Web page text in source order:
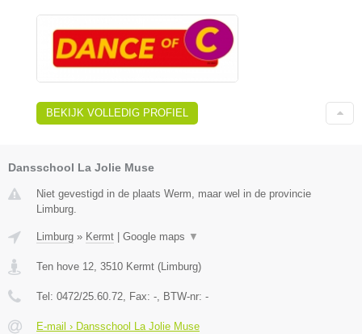
BEKIJK VOLLEDIG PROFIEL
Dansschool La Jolie Muse
Niet gevestigd in de plaats Werm, maar wel in de provincie
Limburg.
Limburg » Kermt Google maps ▼
Ten hove 12, 3510 Kermt (Limburg)
Tel: 0472/25.60.72, Fax: -, BTW-nr: -
E-mail › Dansschool La Jolie Muse